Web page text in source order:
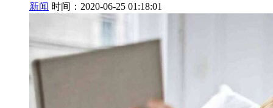
新闻 时间：2020-06-25 01:18:01